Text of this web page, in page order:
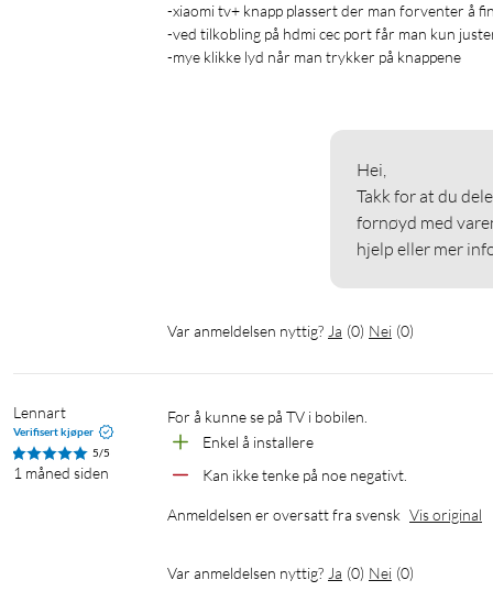
Spesifikasjoner
Bildekvalitet: 4K@60FPS (3840 × 2160)
I pakken
Xiaomi TV Box S (3rd Gen) × 1
Strømkabel × 1
-xiaomi tv+ knapp plassert der man forventer å
-ved tilkobling på hdmi cec port får man kun
-mye klikke lyd når man trykker på knappene
Hei,
Takk for at du
fornøyd med
hjelp eller mer
Var anmeldelsen nyttig? Ja (0) Nei (0)
Lennart
Verifisert kjøper
5/5
1 måned siden
For å kunne se på TV i bobilen.
Enkel å installere
Kan ikke tenke på noe negativt.
Anmeldelsen er oversatt fra svensk Vis original
Var anmeldelsen nyttig? Ja (0) Nei (0)